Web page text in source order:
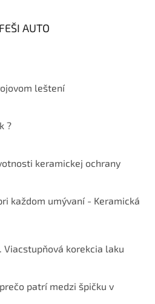
AUTO
leštení
?
keramickej ochrany
každom umývaní - Keramická
Viacstupňová korekcia laku
patrí medzi špičku v